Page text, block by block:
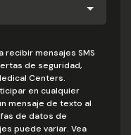
recibir mensajes SMS
de seguridad,
Centers.
en cualquier
mensaje de texto al
de datos de
puede variar. Vea